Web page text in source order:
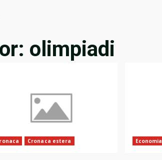
olimpiadi
Cronaca estera Economia